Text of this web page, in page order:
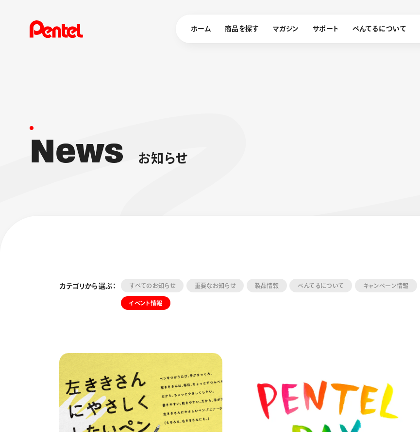
ホーム 商品を探す マガジン サポート ぺんてるについて
エナージェル
シャープペン
消し具
News お知 らせ
カテゴリから選ぶ： すべてのお知らせ 重要なお知らせ 製品情報 ぺんてるについて キャンペーン情報
イベント情報